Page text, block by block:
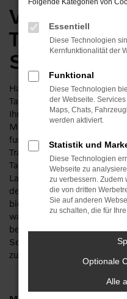
Volvo XC40
Sparvorteil
Haben Sie schon einmal
Tageszulassung für
Ihnen an dieser Stelle, dass
Möglichkeit eines
funktioniert? Ganz einfach,
Traumwagen sprechen. Im
Tageszulassung halten wir
Lager und bieten so eine
den Ihnen eine Volvo XC40
bietet, ist die direkte
warten, sondern können
bewegen wir uns ohnehin
Segment – die Rabatte sind
zugunsten dieser
Folgende Kategorien von
Essentiell
Diese Technologien
Kernfunktionalität der
Funktional
Diese Technologien
der Webseite.
Maps, Chats,
werden aktiviert.
Statistik und
Diese Technologien
Webseite zu
zu verbessern. Zudem
die von dritten
Sie auf anderen
zu schalten, die für
Optionale
Alle